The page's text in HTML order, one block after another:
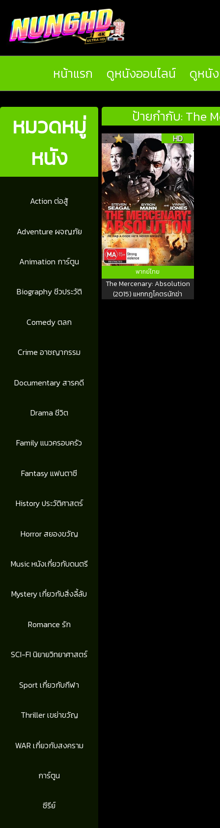
หน้าแรก ดูหนังออนไลน์ ดูหนั
หมวดหมู่
หนัง
Action ต่อสู้
Adventure ผจญภัย
Animation การ์ตูน
Biography ชีวประวัติ
Comedy ตลก
Crime อาชญากรรม
Documentary สารคดี
Drama ชีวิต
Family แนวครอบครัว
Fantasy แฟนตาซี
History ประวัติศาสตร์
Horror สยองขวัญ
Music หนังเกี่ยวกับดนตรี
Mystery เกี่ยวกับสิ่งลี้ลับ
Romance รัก
SCI-FI นิยายวิทยาศาสตร์
Sport เกี่ยวกับกีฬา
Thriller เขย่าขวัญ
WAR เกี่ยวกับสงคราม
การ์ตูน
ซีรีย์
ป้ายกำกับ: The
HD
พากย์ไทย
The Mercenary: Absolution
(2015) แหกกฎโคตรนักฆ่า